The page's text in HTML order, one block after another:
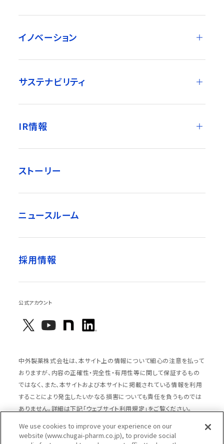
イノベーション
サステナビリティ
IR情報
ストーリー
ニュースルーム
採用情報
公式アカウント
中外製薬株式会社は、本サイト上の情報について細心の注意を払って
おりますが、内容の正確性・完全性・有用性等に関して保証するもの
ではなく、また、本サイトおよび本サイトに掲載されている情報を利用
することにより発生したいかなる損害についても責任を負うものでは
ありません。詳細は下記「ウェブサイト利用規定」をご覧ください。
We use cookies to improve your experience on our
website (www.chugai-pharm.co.jp), to provide social